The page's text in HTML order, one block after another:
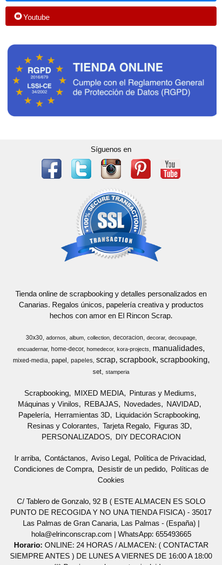
Youtube
Síguenos en
Tienda online de scrapbooking y detalles personalizados en
Canarias. Regalos únicos, papelería creativa y productos
hechos con amor en El Rincon Scrap.
30x30 adornos album collection decoracion decorar
decoupage
encuadernar
home-decor homedecor kora-projects manualidades
mixed-media papel papeles scrap scrapbook scrapbooking
set stamperia
Scrapbooking MIXED MEDIA
Pinturas y Mediums
Máquinas y Vinilos
REBAJAS Novedades
NAVIDAD
Papelería
Herramientas 3D
Liquidación Scrapbooking
Resinas y Colorantes
Tarjeta Regalo
Figuras 3D
PERSONALIZADOS
DIY DECORACION
Ir arriba Contáctanos Aviso Legal
Política de Privacidad
Condiciones de Compra
Desistir de un pedido
Políticas de
Cookies
C/ Tablero de Gonzalo, 92 B ( ESTE ALMACEN ES SOLO
PUNTO DE RECOGIDA Y NO UNA TIENDA FISICA) - 35017
Las Palmas de Gran Canaria, Las Palmas - (España) |
hola@elrinconscrap.com | WhatsApp: 655493665
Horario: ONLINE: 24 HORAS / ALMACEN: ( CONTACTAR
SIEMPRE ANTES ) DE LUNES A VIERNES DE 16:00 A 18:00